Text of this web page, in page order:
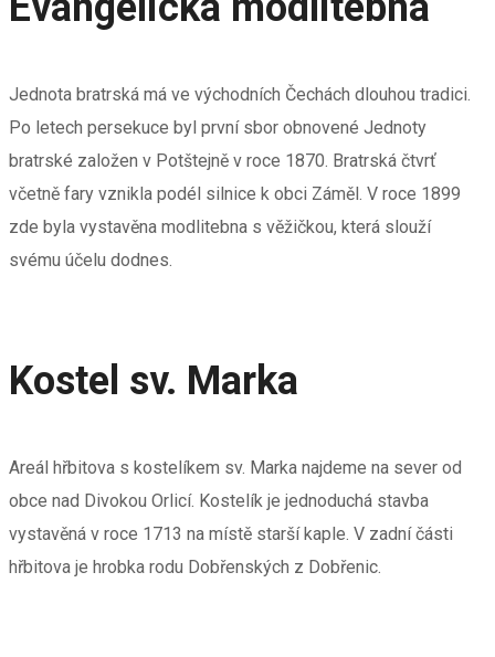
Jednota bratrská má ve východních Čechách dlouhou tradici.
Po letech persekuce byl první sbor obnovené Jednoty
bratrské založen v Potštejně v roce 1870. Bratrská čtvrť
včetně fary vznikla podél silnice k obci Záměl. V roce 1899
zde byla vystavěna modlitebna s věžičkou, která slouží
svému účelu dodnes.
Kostel sv. Marka
Areál hřbitova s kostelíkem sv. Marka najdeme na sever od
obce nad Divokou Orlicí. Kostelík je jednoduchá stavba
vystavěná v roce 1713 na místě starší kaple. V zadní části
hřbitova je hrobka rodu Dobřenských z Dobřenic.